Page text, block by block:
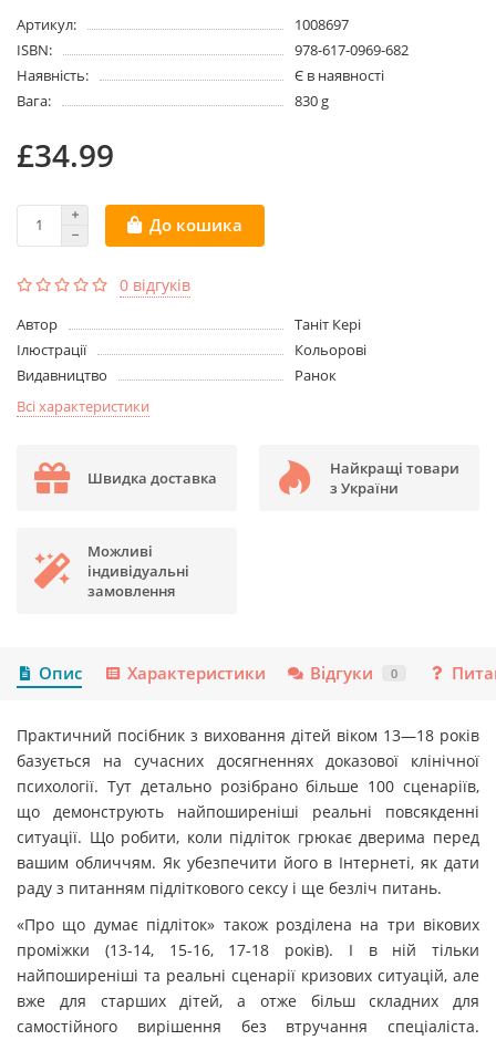
Артикул:
1008697
ISBN:
978-617-0969-682
Наявність:
Є в наявності
Вага:
830 g
£34.99
До кошика
0 відгуків
Aвтор
Таніт Кері
Ілюстрації
Кольорові
Видавництво
Ранок
Всі характеристики
Швидка доставка
Найкращі товари
з України
Можливі
індивідуальні
замовлення
Опис Характеристики Відгуки 0
Практичний посібник з виховання дітей віком 13—18 років
базується на сучасних досягненнях доказової клінічної
психології. Тут детально розібрано більше 100 сценаріїв,
що демонструють найпоширеніші реальні повсякденні
ситуації. Що робити, коли підліток грюкає дверима перед
вашим обличчям. Як убезпечити його в Інтернеті, як дати
раду з питанням підліткового сексу і ще безліч питань.
«Про що думає підліток» також розділена на три вікових
проміжки (13-14, 15-16, 17-18 років). І в ній тільки
найпоширеніші та реальні сценарії кризових ситуацій, але
вже для старших дітей, а отже більш складних для
самостійного вирішення без втручання спеціаліста.